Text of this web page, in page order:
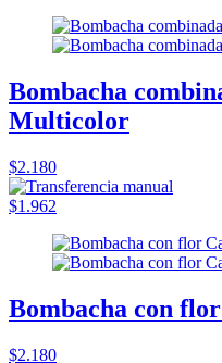
Bombacha
Multicolor
$2.180
$1.962
Bombacha con
$2.180